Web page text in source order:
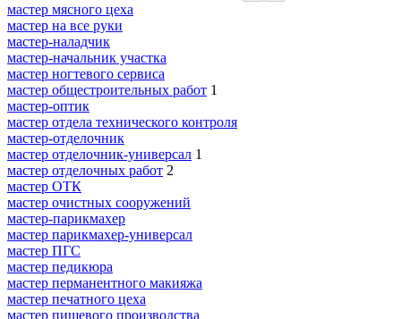
мастер мясного цеха
мастер на все руки
мастер-наладчик
мастер-начальник участка
мастер ногтевого сервиса
мастер общестроительных работ 1
мастер-оптик
мастер отдела технического контроля
мастер-отделочник
мастер отделочник-универсал 1
мастер отделочных работ 2
мастер ОТК
мастер очистных сооружений
мастер-парикмахер
мастер парикмахер-универсал
мастер ПГС
мастер педикюра
мастер перманентного макияжа
мастер печатного цеха
мастер пищевого производства